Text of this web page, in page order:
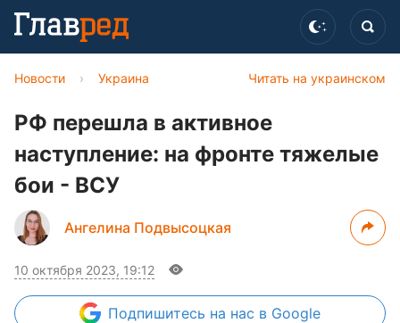
Читать на украинском
Новости › Украина
РФ перешла в активное
наступление: на фронте тяжелые
бои - ВСУ
Ангелина Подвысоцкая
10 октября 2023, 19:12
Подпишитесь на нас в Google